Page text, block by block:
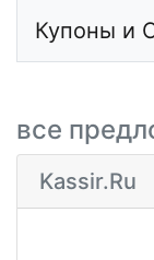
Купоны и
все
Kassir.ru